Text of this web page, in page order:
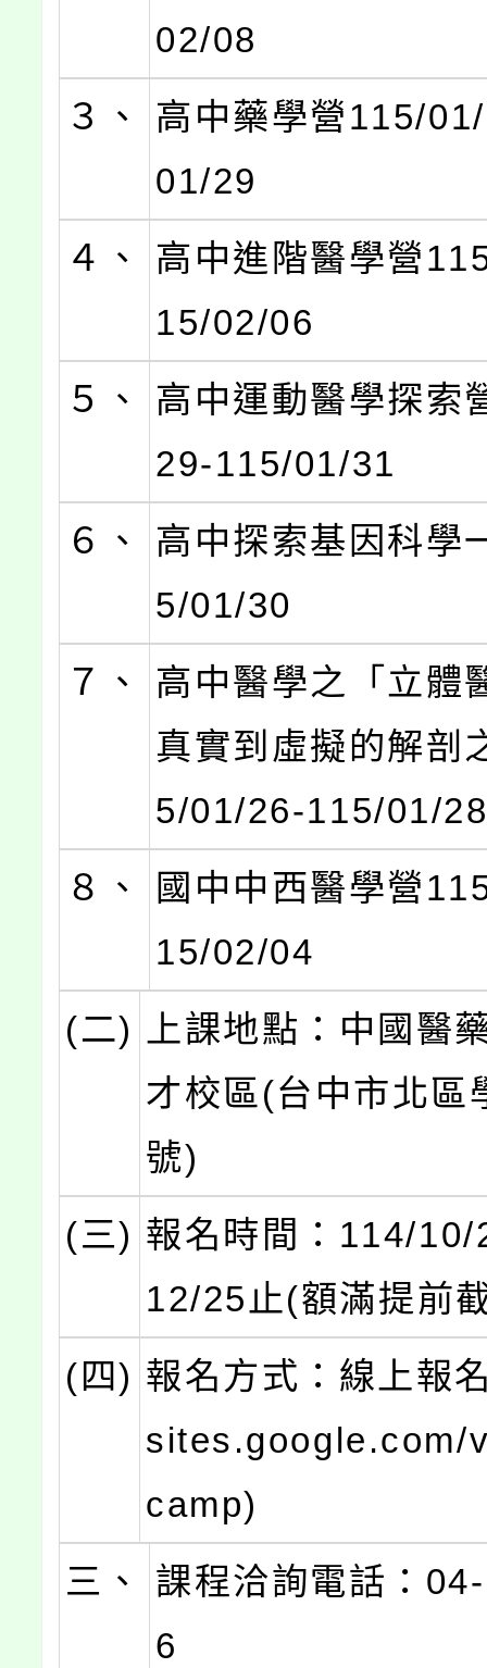
02/08
３、
高中藥學營115/
01/29
４、
高中進階醫學營
15/02/06
５、
高中運動醫學探索
29-115/01/31
６、
高中探索基因科學
5/01/30
７、
高中醫學之「立體
真實到虛擬的解剖
5/01/26-115/01/
８、
國中中西醫學營
15/02/04
(二)
上課地點：中國醫
才校區(台中市北區
號)
(三) 報名時間：114/
12/25止(額滿提前
(四) 報名方式：線上報
sites.google.com/
camp)
三、
課程洽詢電話：
6